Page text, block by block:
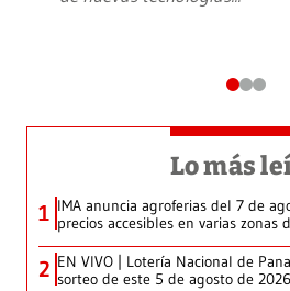
Lo más
1 IMA anuncia agroferias del 7 de
precios accesibles en varias zonas
2 EN VIVO | Lotería Nacional de
sorteo de este 5 de agosto de 2026